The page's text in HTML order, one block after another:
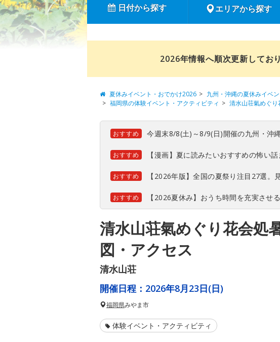
日付から探す エリアから探す
2026年情報へ順次更新してお
夏休みイベント・おでかけ2026 九州・沖縄の夏休みイベ
福岡県の体験イベント・アクティビティ
清水山荘氣めぐり
おすすめ 今週末8/8(土)～8/9(日)開催の九州・沖
おすすめ 【漫画】夏に読みたいおすすめの怖い
おすすめ 【2026年版】全国の夏祭り注目27選。
おすすめ 【2026夏休み】おうち時間を充実させ
清水山荘氣めぐり花会処
図・アクセス
清水山荘
開催日程： 2026年8月23日(日)
福岡県みやま市
体験イベント・アクティビティ